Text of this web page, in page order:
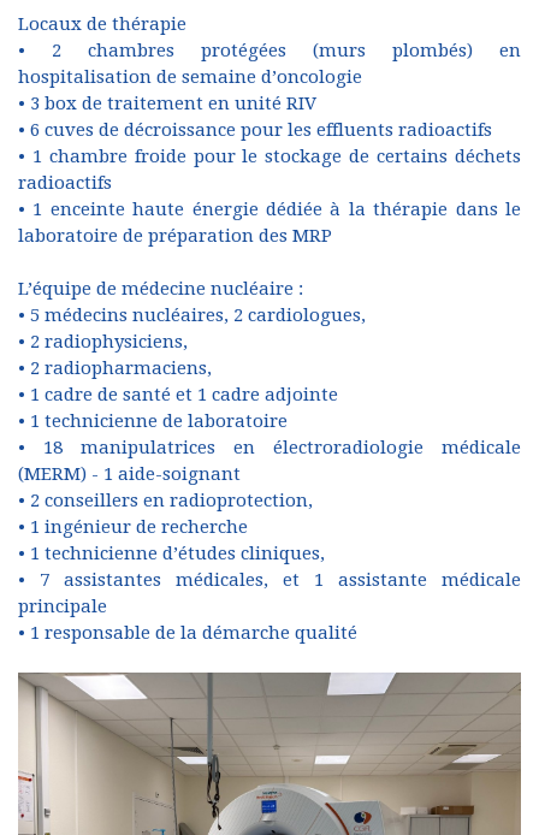
Locaux de thérapie
• 2 chambres protégées (murs plombés) en
hospitalisation de semaine d’oncologie
• 3 box de traitement en unité RIV
• 6 cuves de décroissance pour les effluents radioactifs
• 1 chambre froide pour le stockage de certains déchets
radioactifs
• 1 enceinte haute énergie dédiée à la thérapie dans le
laboratoire de préparation des MRP
L’équipe de médecine nucléaire :
• 5 médecins nucléaires, 2 cardiologues,
• 2 radiophysiciens,
• 2 radiopharmaciens,
• 1 cadre de santé et 1 cadre adjointe
• 1 technicienne de laboratoire
• 18 manipulatrices en électroradiologie médicale
(MERM) - 1 aide-soignant
• 2 conseillers en radioprotection,
• 1 ingénieur de recherche
• 1 technicienne d’études cliniques,
• 7 assistantes médicales, et 1 assistante médicale
principale
• 1 responsable de la démarche qualité